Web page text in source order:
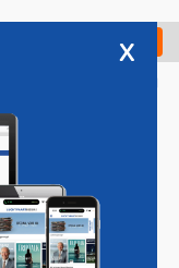
Check in
Vacatures
x